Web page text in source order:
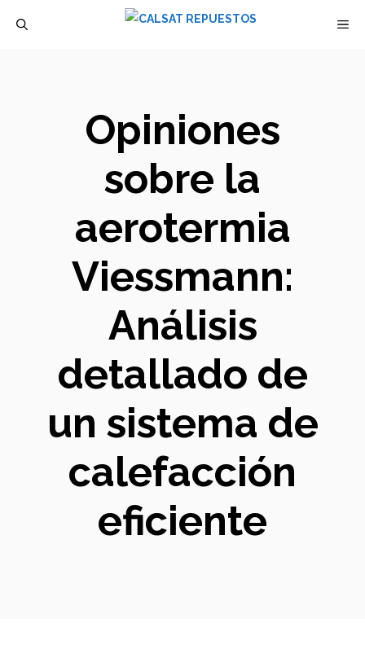
Opiniones
sobre la
aerotermia
Viessmann:
Análisis
detallado de
un sistema de
calefacción
eficiente